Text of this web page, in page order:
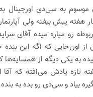
به سی‌دی اورجینال
هفته پیش بیفته ولی
رو میاره میده آقای
اون‌جایی که اگه این بنده
به یکی دیگه از همسایه‌ها
از گذشت تقریبا 4-5 هفته تازه یادش
بیاد و ‌سی‌دی رو بده به